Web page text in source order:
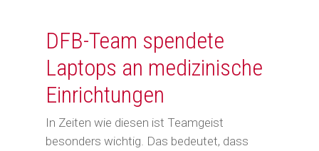
DFB-Team spendete
Laptops an medizinische
Einrichtungen
In Zeiten wie diesen ist Teamgeist
besonders wichtig. Das bedeutet, dass